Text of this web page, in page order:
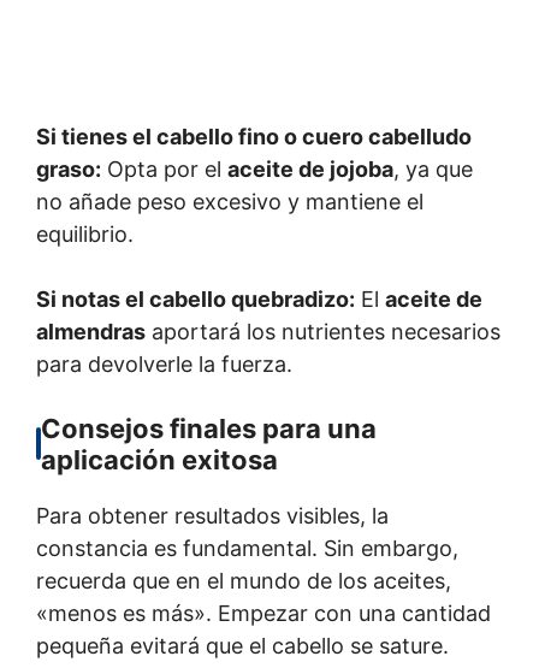
Si tienes el cabello fino o cuero cabelludo
graso: Opta por el aceite de jojoba, ya que
no añade peso excesivo y mantiene el
equilibrio.
Si notas el cabello quebradizo: El aceite de
almendras aportará los nutrientes necesarios
para devolverle la fuerza.
Consejos finales para una
aplicación exitosa
Para obtener resultados visibles, la
constancia es fundamental. Sin embargo,
recuerda que en el mundo de los aceites,
«menos es más». Empezar con una cantidad
pequeña evitará que el cabello se sature.